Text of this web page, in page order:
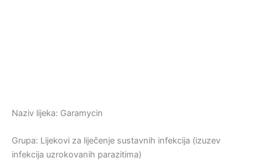
Naziv lijeka: Garamycin
Grupa: Lijekovi za liječenje sustavnih infekcija (izuzev
infekcija uzrokovanih parazitima)